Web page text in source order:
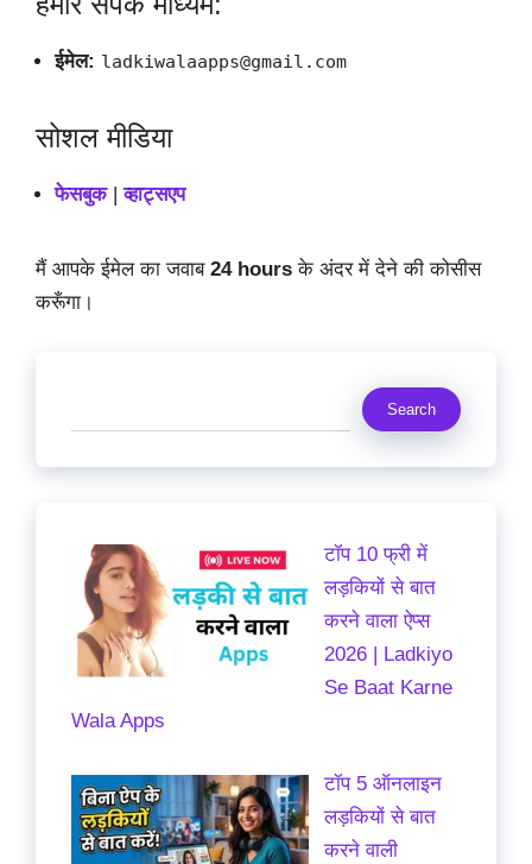
ईमेल: ladkiwalaapps@gmail.com
सोशल मीडिया
फेसबुक|व्हाट्सएप
मैं आपके ईमेल का जवाब 24 hoursके अंदर में देने की कोसीस
करूँगा।
Search
टॉप 10 फ्री में
लड़कियों से बात
करने वाला ऐप्स
2026 | Ladkiyo
Se Baat Karne
Wala Apps
टॉप 5 ऑनलाइन
लड़कियों से बात
करने वाली